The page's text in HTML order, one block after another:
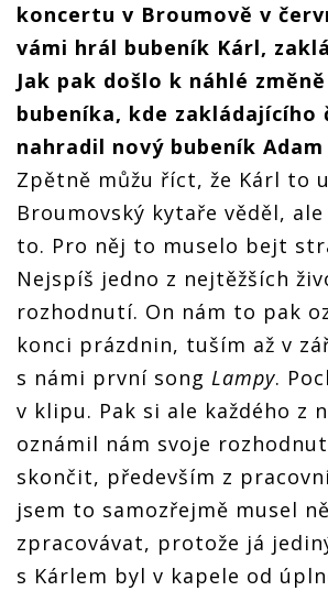
koncertu v Broumově v
vámi hrál bubeník Kárl,
Jak pak došlo k náhlé
bubeníka, kde zakládajícího
nahradil nový bubeník Adam
Zpětně můžu říct, že Kárl to
Broumovský kytaře věděl,
to. Pro něj to muselo bejt
Nejspíš jedno z nejtěžších
rozhodnutí. On nám to pak
konci prázdnin, tuším až v
s námi první song Lampy.
v klipu. Pak si ale každého z
oznámil nám svoje
skončit, především z
jsem to samozřejmě musel
zpracovávat, protože já
s Kárlem byl v kapele od